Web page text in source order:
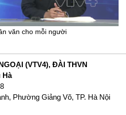
văn cho mỗi người
(VTV4), ĐÀI THVN
Hà
Phường Giảng Võ, TP. Hà Nội